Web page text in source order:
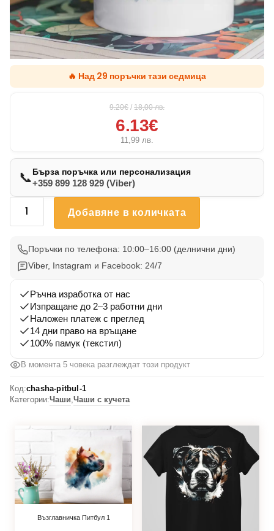
🔥 Над 29 поръчки тази седмица
9.20€ / 18,00лв.
6.13€
11,99 лв.
📞Бърза поръчка или персонализация
+359 899 128 929 (Viber)
количество
Питбул
Добавяне в количката
Поръчки по телефона: 10:00–16:00 (делнични дни)
Viber, Instagram и Facebook: 24/7
Ръчна изработка от нас
Изпращане до 2–3 работни дни
Наложен платеж с преглед
14 дни право на връщане
100% памук (текстил)
В момента 5 човека разглеждат този продукт
Код:chasha-pitbul-1
Категории:Чаши Чаши с кучета
Възглавничка Питбул 1